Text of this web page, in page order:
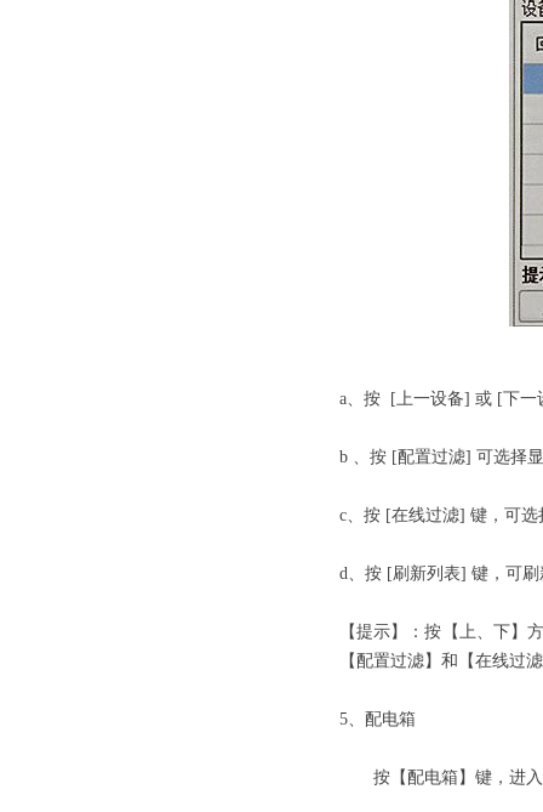
a、按 [上一设备] 或 [下一
b 、按 [配置过滤] 可选择
c、按 [在线过滤] 键，可
d、按 [刷新列表] 键，可
【提示】：按【上、下】
【配置过滤】和【在线过
5、配电箱
按【配电箱】键，进入